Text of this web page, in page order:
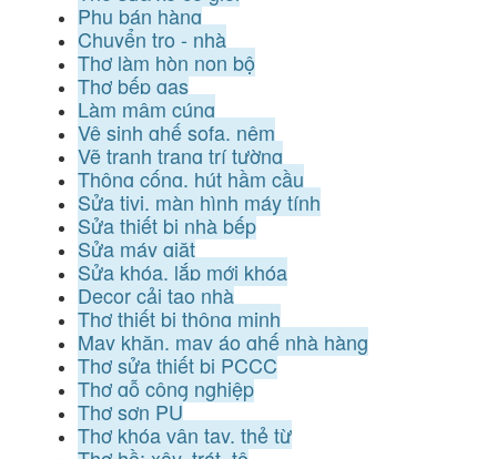
Phụ bán hàng
Chuyển trọ - nhà
Thợ làm hòn non bộ
Thợ bếp gas
Làm mâm cúng
Vệ sinh ghế sofa, nệm
Vẽ tranh trang trí tường
Thông cống, hút hầm cầu
Sửa tivi, màn hình máy tính
Sửa thiết bị nhà bếp
Sửa máy giặt
Sửa khóa, lắp mới khóa
Decor cải tạo nhà
Thợ thiết bị thông minh
May khăn, may áo ghế nhà hàng
Thợ sửa thiết bị PCCC
Thợ gỗ công nghiệp
Thợ sơn PU
Thợ khóa vân tay, thẻ từ